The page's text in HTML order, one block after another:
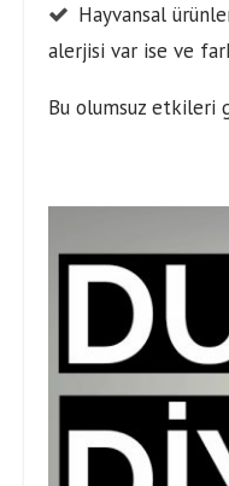
Hayvansal
alerjisi var ise ve
Bu olumsuz etkileri